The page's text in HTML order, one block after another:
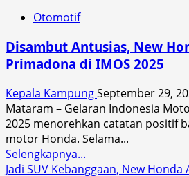
Otomotif
Disambut Antusias, New
Primadona di IMOS 2025
Kepala KampungSeptember 29,
Mataram – Gelaran Indonesia
2025 menorehkan catatan positif
motor Honda. Selama...
Selengkapnya...
more
Jadi SUV Kebanggaan, New Honda